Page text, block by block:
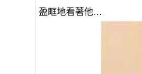
盈眶地看著他…